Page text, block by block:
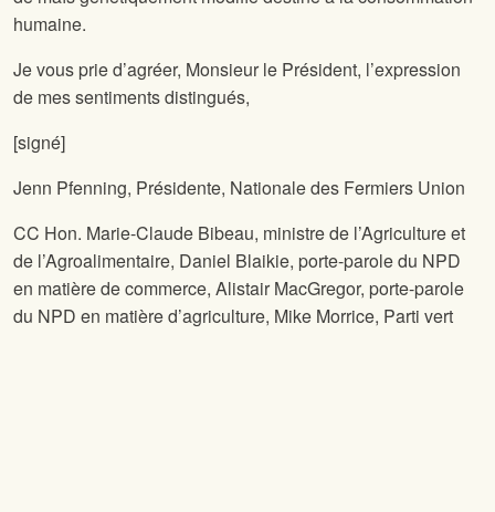
humaine.
Je vous prie d’agréer, Monsieur le Président, l’expression
de mes sentiments distingués,
[signé]
Jenn Pfenning, Présidente, Nationale des Fermiers Union
CC Hon. Marie-Claude Bibeau, ministre de l’Agriculture et
de l’Agroalimentaire, Daniel Blaikie, porte-parole du NPD
en matière de commerce, Alistair MacGregor, porte-parole
du NPD en matière d’agriculture, Mike Morrice, Parti vert